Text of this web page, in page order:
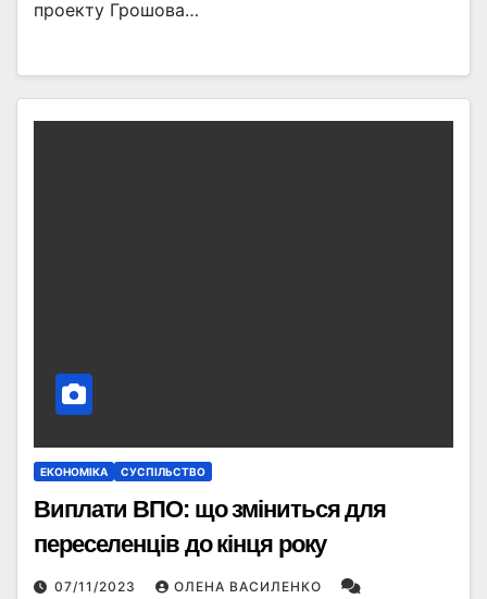
проекту Грошова…
ЕКОНОМІКА СУСПІЛЬСТВО
Виплати ВПО: що зміниться для
переселенців до кінця року
07/11/2023 ОЛЕНА ВАСИЛЕНКО